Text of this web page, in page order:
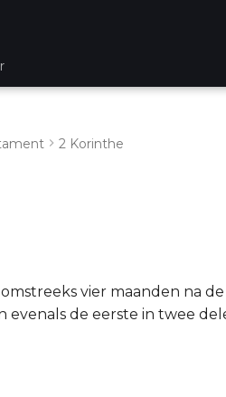
2 Korinthe
vier maanden na
evenals de eerste in twee